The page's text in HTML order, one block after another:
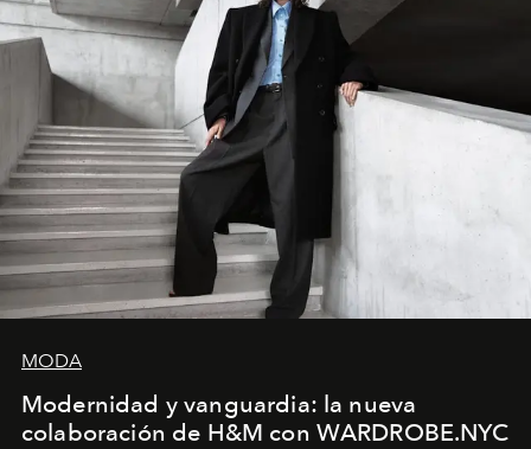
MODA
Modernidad y vanguardia: la nueva
colaboración de H&M con WARDROBE.NYC